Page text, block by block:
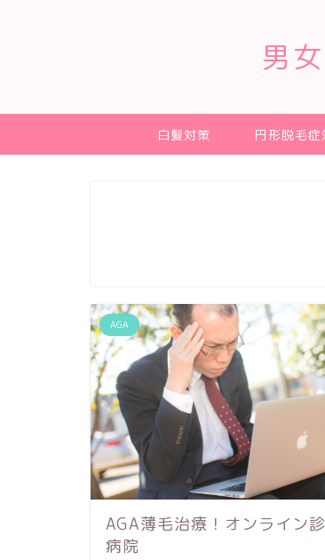
男
白髪対策 円形脱毛症
AGA
AGA薄毛治療！オンライン
病院